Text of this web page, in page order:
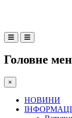
Головне
×
НОВИНИ